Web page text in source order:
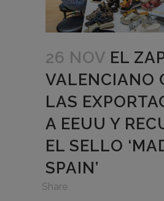
26 NOV EL
VALENCIANO
LAS
A EEUU Y
EL SELLO
SPAIN’
Share